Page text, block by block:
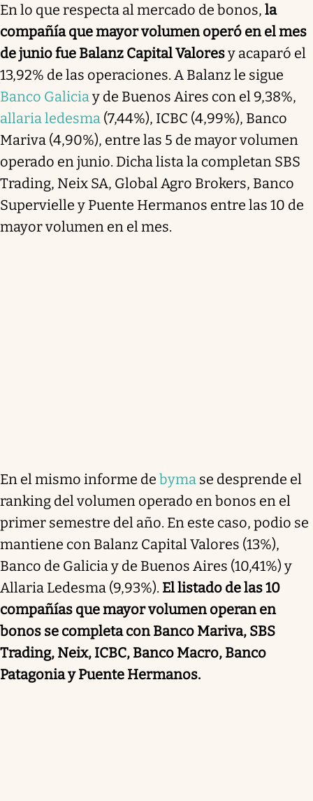
En lo que respecta al mercado de bonos, la
compañía que mayor volumen operó en el mes
de junio fue Balanz Capital Valoresy acaparó el
13,92% de las operaciones. A Balanz le sigue
Banco Galiciay de Buenos Aires con el 9,38%,
allaria ledesma (7,44%), ICBC (4,99%), Banco
Mariva (4,90%), entre las 5 de mayor volumen
operado en junio. Dicha lista la completan SBS
Trading, Neix SA, Global Agro Brokers, Banco
Supervielle y Puente Hermanos entre las 10 de
mayor volumen en el mes.
En el mismo informe de byma se desprende el
ranking del volumen operado en bonos en el
primer semestre del año. En este caso, podio se
mantiene con Balanz Capital Valores (13%),
Banco de Galicia y de Buenos Aires (10,41%) y
Allaria Ledesma (9,93%). El listado de las 10
compañías que mayor volumen operan en
bonos se completa con Banco Mariva, SBS
Trading, Neix, ICBC, Banco Macro, Banco
Patagonia y Puente Hermanos.